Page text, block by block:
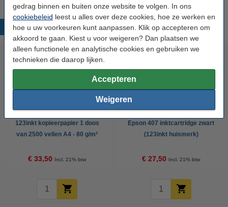
gedrag binnen en buiten onze website te volgen. In ons
cookiebeleid leest u alles over deze cookies, hoe ze werken en
hoe u uw voorkeuren kunt aanpassen. Klik op accepteren om
akkoord te gaan. Kiest u voor weigeren? Dan plaatsen we
alleen functionele en analytische cookies en gebruiken we
technieken die daarop lijken.
Accepteren
Weigeren
Populaire producten
123inkt kopieerpapier 1 doos
van 2500 vellen A4 - 80 g/m²
€ 33,50 Incl. 21% btw
Epson 407 inktcartridge zwart
(123inkt huismerk)
€ 27,50 Incl. 21% btw